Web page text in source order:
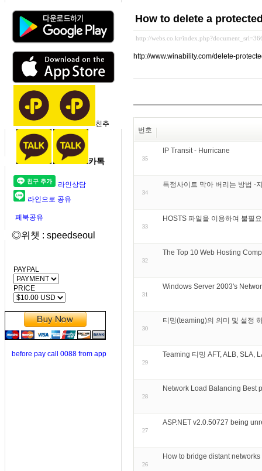
친추
카톡
라인상담
라인으로 공유
페북공유
◎위챗 : speedseoul
PAYPAL
PRICE
before pay call 0088 from app
How to delete a
http://webs.co.kr/
http://www.winability.com/delete-
번호
35
IP Transit - Hurricane
34
특정사이트 막아 버리는 방법 -
33
HOSTS 파일을 이용하여 불필
32
The Top 10 Web Hosting
31
Windows Server 2003's
30
티밍(teaming)의 의미 및 설정
29
Teaming 티밍 AFT, ALB, SLA,
28
Network Load Balancing Best
27
ASP.NET v2.0.50727 being
26
How to bridge distant